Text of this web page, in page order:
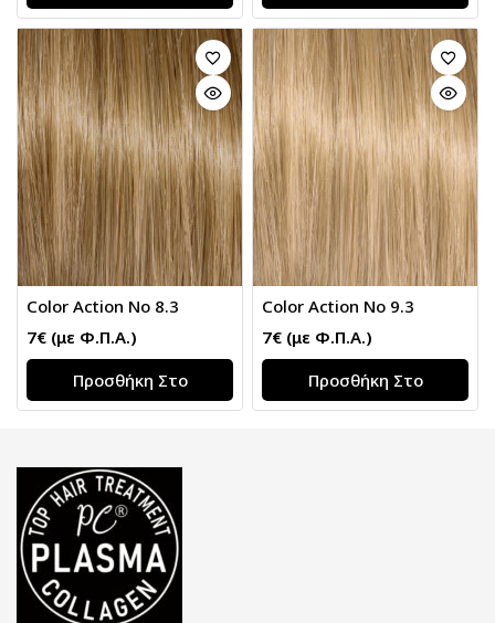
Καλάθι
Καλάθι
Color Action No 8.3
7€ (με Φ.Π.Α.)
Προσθήκη Στο
Καλάθι
Color Action No 9.3
7€ (με Φ.Π.Α.)
Προσθήκη Στο
Καλάθι